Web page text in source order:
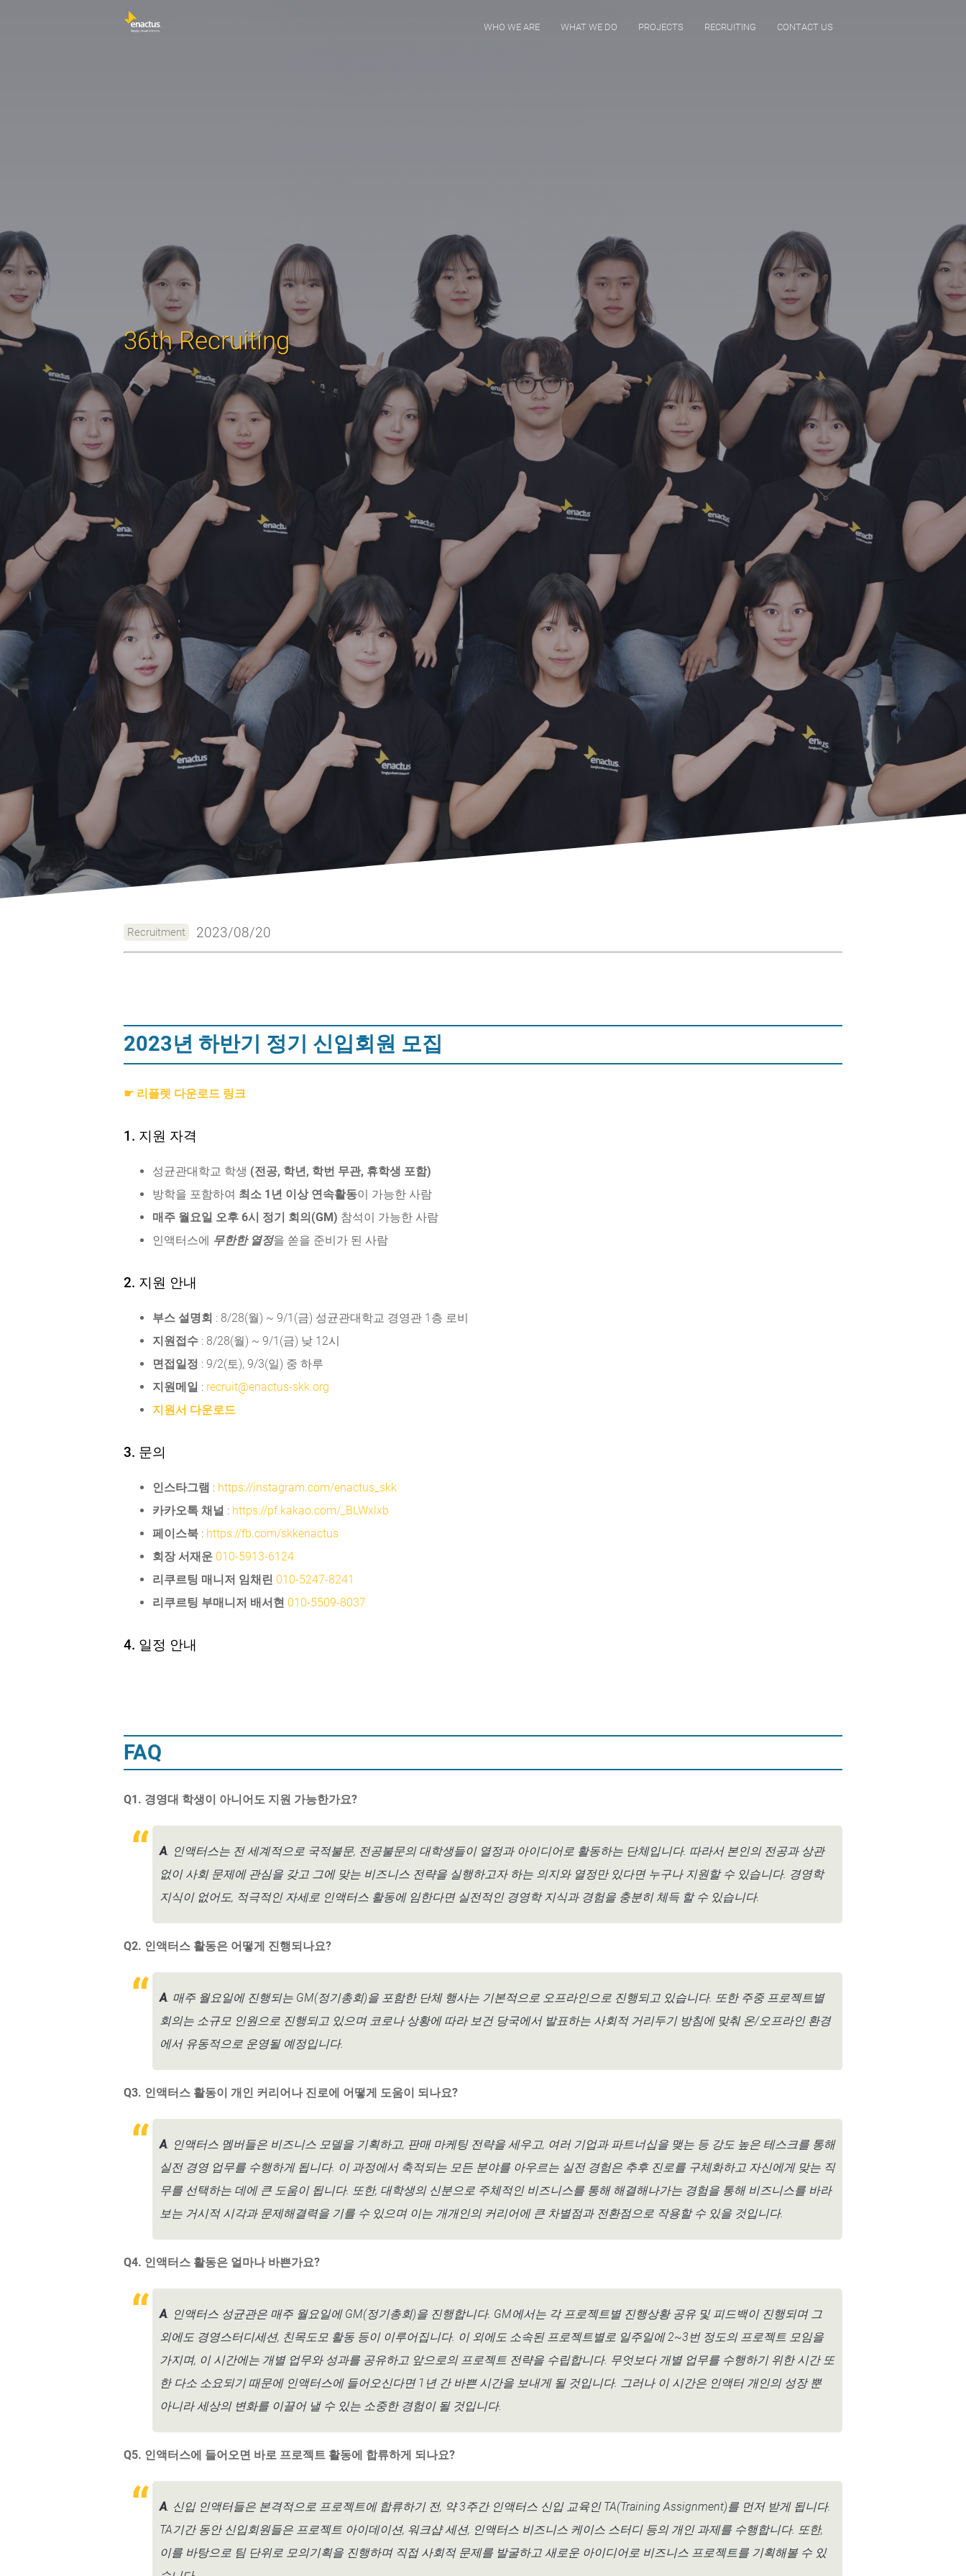
WHO WE ARE WHAT WE DO PROJECTS RECRUITING CONTACT US
36th Recruiting
Recruitment 2023/08/20
2023년 하반기 정기 신입회원 모집
☛ 리플렛 다운로드 링크
1. 지원 자격
성균관대학교 학생 (전공, 학년, 학번 무관, 휴학생 포함)
방학을 포함하여 최소 1년 이상 연속활동이 가능한 사람
매주 월요일 오후 6시 정기 회의(GM) 참석이 가능한 사람
인액터스에 무한한 열정을 쏟을 준비가 된 사람
2. 지원 안내
부스 설명회 : 8/28(월) ~ 9/1(금) 성균관대학교 경영관 1층 로비
지원접수 : 8/28(월) ~ 9/1(금) 낮 12시
면접일정 : 9/2(토), 9/3(일) 중 하루
지원메일 : recruit@enactus-skk.org
지원서 다운로드
3. 문의
인스타그램 : https://instagram.com/enactus_skk
카카오톡 채널 : https://pf.kakao.com/_BLWxlxb
페이스북 : https://fb.com/skkenactus
회장 서재운 010-5913-6124
리쿠르팅 매니저 임채린 010-5247-8241
리쿠르팅 부매니저 배서현 010-5509-8037
4. 일정 안내
FAQ
Q1. 경영대 학생이 아니어도 지원 가능한가요?
A. 인액터스는 전 세계적으로 국적불문, 전공불문의 대학생들이 열정과 아이디어로 활동하는 단체입니다. 따라서 본인의 전공과 상관
없이 사회 문제에 관심을 갖고 그에 맞는 비즈니스 전략을 실행하고자 하는 의지와 열정만 있다면 누구나 지원할 수 있습니다. 경영학
지식이 없어도, 적극적인 자세로 인액터스 활동에 임한다면 실전적인 경영학 지식과 경험을 충분히 체득 할 수 있습니다.
Q2. 인액터스 활동은 어떻게 진행되나요?
A. 매주 월요일에 진행되는 GM(정기총회)을 포함한 단체 행사는 기본적으로 오프라인으로 진행되고 있습니다. 또한 주중 프로젝트별
회의는 소규모 인원으로 진행되고 있으며 코로나 상황에 따라 보건 당국에서 발표하는 사회적 거리두기 방침에 맞춰 온/오프라인 환경
에서 유동적으로 운영될 예정입니다.
Q3. 인액터스 활동이 개인 커리어나 진로에 어떻게 도움이 되나요?
A. 인액터스 멤버들은 비즈니스 모델을 기획하고, 판매 마케팅 전략을 세우고, 여러 기업과 파트너십을 맺는 등 강도 높은 테스크를 통해
실전 경영 업무를 수행하게 됩니다. 이 과정에서 축적되는 모든 분야를 아우르는 실전 경험은 추후 진로를 구체화하고 자신에게 맞는 직
무를 선택하는 데에 큰 도움이 됩니다. 또한, 대학생의 신분으로 주체적인 비즈니스를 통해 해결해나가는 경험을 통해 비즈니스를 바라
보는 거시적 시각과 문제해결력을 기를 수 있으며 이는 개개인의 커리어에 큰 차별점과 전환점으로 작용할 수 있을 것입니다.
Q4. 인액터스 활동은 얼마나 바쁜가요?
A. 인액터스 성균관은 매주 월요일에 GM(정기총회)을 진행합니다. GM에서는 각 프로젝트별 진행상황 공유 및 피드백이 진행되며 그
외에도 경영스터디세션, 친목도모 활동 등이 이루어집니다. 이 외에도 소속된 프로젝트별로 일주일에 2~3번 정도의 프로젝트 모임을
가지며, 이 시간에는 개별 업무와 성과를 공유하고 앞으로의 프로젝트 전략을 수립합니다. 무엇보다 개별 업무를 수행하기 위한 시간 또
한 다소 소요되기 때문에 인액터스에 들어오신다면 1년 간 바쁜 시간을 보내게 될 것입니다. 그러나 이 시간은 인액터 개인의 성장 뿐
아니라 세상의 변화를 이끌어 낼 수 있는 소중한 경험이 될 것입니다.
Q5. 인액터스에 들어오면 바로 프로젝트 활동에 합류하게 되나요?
A. 신입 인액터들은 본격적으로 프로젝트에 합류하기 전, 약 3주간 인액터스 신입 교육인 TA(Training Assignment)를 먼저 받게 됩니다.
TA기간 동안 신입회원들은 프로젝트 아이데이션, 워크샵 세션, 인액터스 비즈니스 케이스 스터디 등의 개인 과제를 수행합니다. 또한,
이를 바탕으로 팀 단위로 모의기획을 진행하며 직접 사회적 문제를 발굴하고 새로운 아이디어로 비즈니스 프로젝트를 기획해볼 수 있